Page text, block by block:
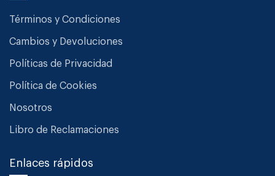
Términos y Condiciones
Cambios y Devoluciones
Políticas de Privacidad
Política de Cookies
Nosotros
Libro de Reclamaciones
Enlaces rápidos